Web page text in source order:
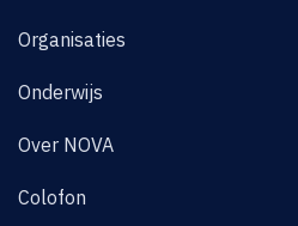
Organisaties
Onderwijs
Over NOVA
Colofon